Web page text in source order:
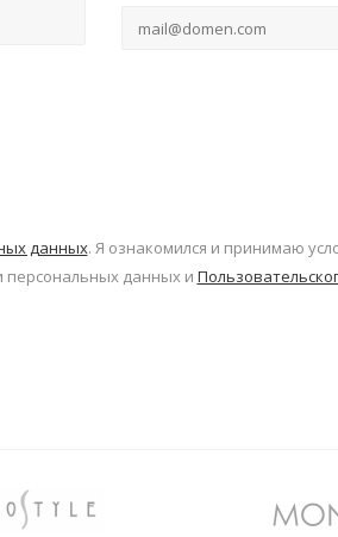
данных. Я ознакомился и принимаю
данных и